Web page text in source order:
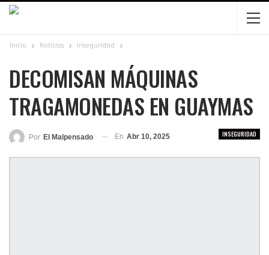
Inicio Noticias Inseguridad
DECOMISAN MÁQUINAS
TRAGAMONEDAS EN GUAYMAS
INSEGURIDAD
Por El Malpensado En Abr 10, 2025